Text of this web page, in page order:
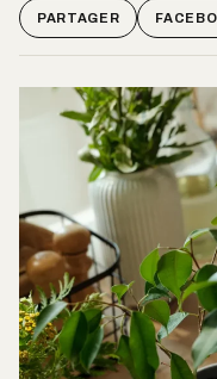
PARTAGER